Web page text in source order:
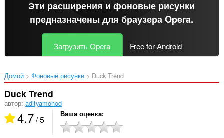
Эти расширения и фоновые рисунки
предназначены длябраузера Opera.
Загрузить Opera Free for Android
Домой Фоновые рисунки Duck Trend‎
Duck Trend
автор: adityamohod
4.7/ 5 Ваша оценка